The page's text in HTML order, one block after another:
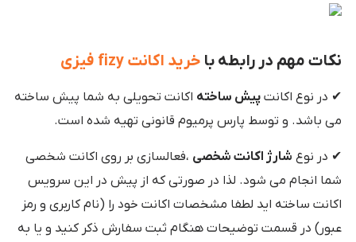
نکات مهم در رابطه با خرید اکانت fizy فیزی
✔ در نوع اکانت پیش ساخته اکانت تحویلی به شما پیش ساخته
می باشد. و توسط پارس پرمیوم قانونی تهیه شده است.
✔ در نوع شارژ اکانت شخصی ،فعالسازی بر روی اکانت شخصی
شما انجام می شود. لذا در صورتی که از پیش در این سرویس
اکانت ساخته اید لطفا مشخصات اکانت خود را (نام کاربری و رمز
عبور) در قسمت توضیحات هنگام ثبت سفارش ذکر کنید و یا به